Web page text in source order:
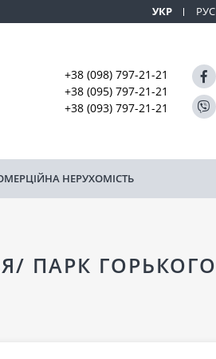
УКР РУС
+38 (098) 797-21-21
+38 (095) 797-21-21
+38 (093) 797-21-21
НЕРУХОМІСТЬ
ПАРК ГОРЬКОГО